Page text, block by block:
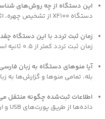
این دستگاه از چه روش‌های
دستگاه XF100 از تشخیص چهره، اثر انگشت، کارت RFID و رمز عبور پشتیبانی می‌کند.
زمان ثبت تردد با این دستگاه
زمان ثبت تردد کمتر از 0.5 ثانیه است که سرعت و دقت بالای سیستم را تضمین می‌کند.
آیا منوهای دستگاه به زبان
بله، تمامی منوها و گزارش‌ها
اطلاعات ثبت‌شده چگونه منتقل
داده‌ها از طریق پورت‌های USB و ارتباط شبکه (TCP/IP) به سیستم‌های مدیریتی منتقل می‌شوند.